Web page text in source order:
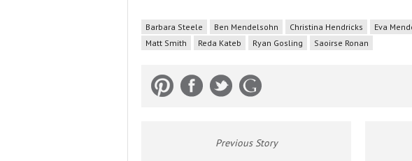
Barbara Steele Ben Mendelsohn Christina Hendricks Eva
Matt Smith
Reda Kateb Ryan Gosling Saoirse Ronan
Previous Story